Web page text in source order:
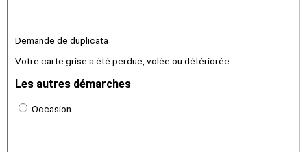
Demande de duplicata
Votre carte grise a été perdue, volée ou détériorée.
Les autres démarches
Occasion